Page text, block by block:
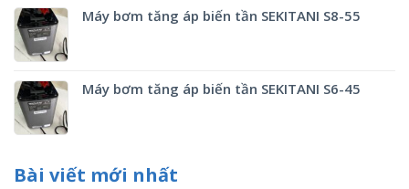
Máy bơm tăng áp biến tần SEKITANI S8-55
Máy bơm tăng áp biến tần SEKITANI S6-45
Bài viết mới nhất